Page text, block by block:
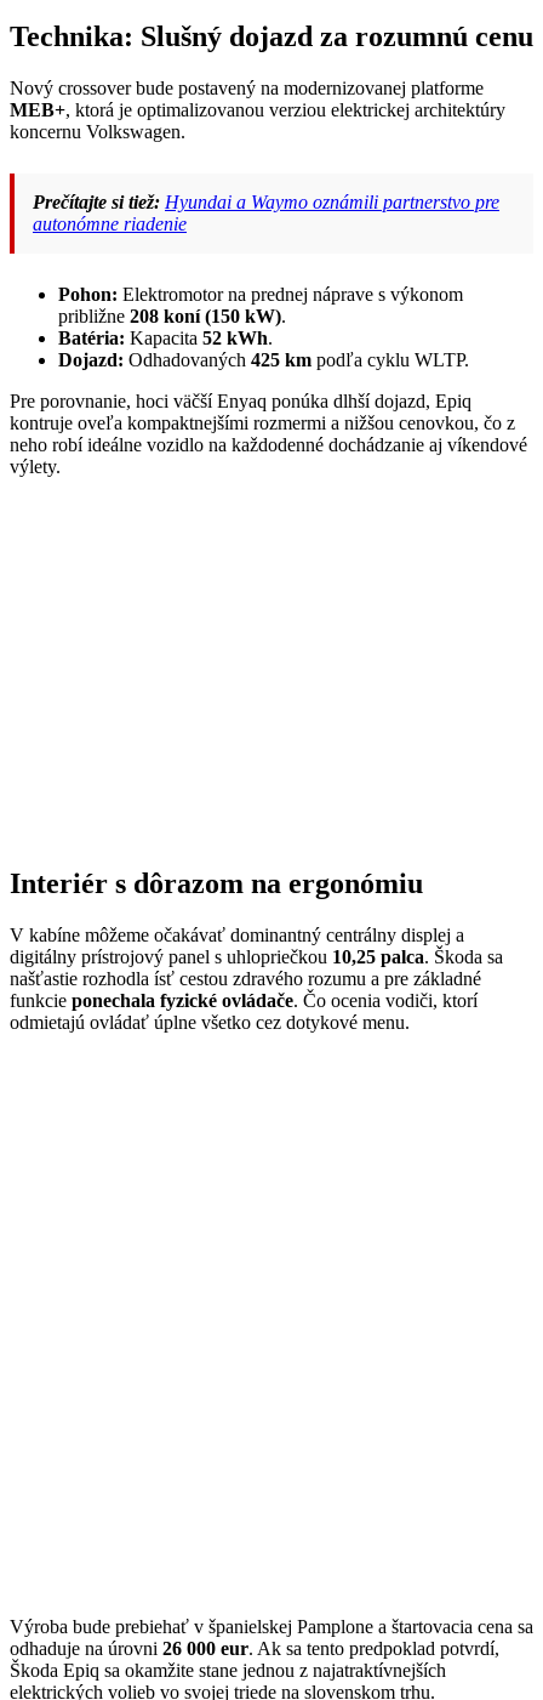
Technika: Slušný dojazd za rozumnú cenu
Nový crossover bude postavený na modernizovanej platforme
MEB+, ktorá je optimalizovanou verziou elektrickej architektúry
koncernu Volkswagen.
Prečítajte si tiež: Hyundai a Waymo oznámili partnerstvo pre
autonómne riadenie
Pohon: Elektromotor na prednej náprave s výkonom
približne 208 koní (150 kW).
Batéria: Kapacita 52 kWh.
Dojazd: Odhadovaných 425 km podľa cyklu WLTP.
Pre porovnanie, hoci väčší Enyaq ponúka dlhší dojazd, Epiq
kontruje oveľa kompaktnejšími rozmermi a nižšou cenovkou, čo z
neho robí ideálne vozidlo na každodenné dochádzanie aj víkendové
výlety.
Interiér s dôrazom na ergonómiu
V kabíne môžeme očakávať dominantný centrálny displej a
digitálny prístrojový panel s uhlopriečkou 10,25 palca. Škoda sa
našťastie rozhodla ísť cestou zdravého rozumu a pre základné
funkcie ponechala fyzické ovládače. Čo ocenia vodiči, ktorí
odmietajú ovládať úplne všetko cez dotykové menu.
Výroba bude prebiehať v španielskej Pamplone a štartovacia cena sa
odhaduje na úrovni 26 000 eur. Ak sa tento predpoklad potvrdí,
Škoda Epiq sa okamžite stane jednou z najatraktívnejších
elektrických volieb vo svojej triede na slovenskom trhu.